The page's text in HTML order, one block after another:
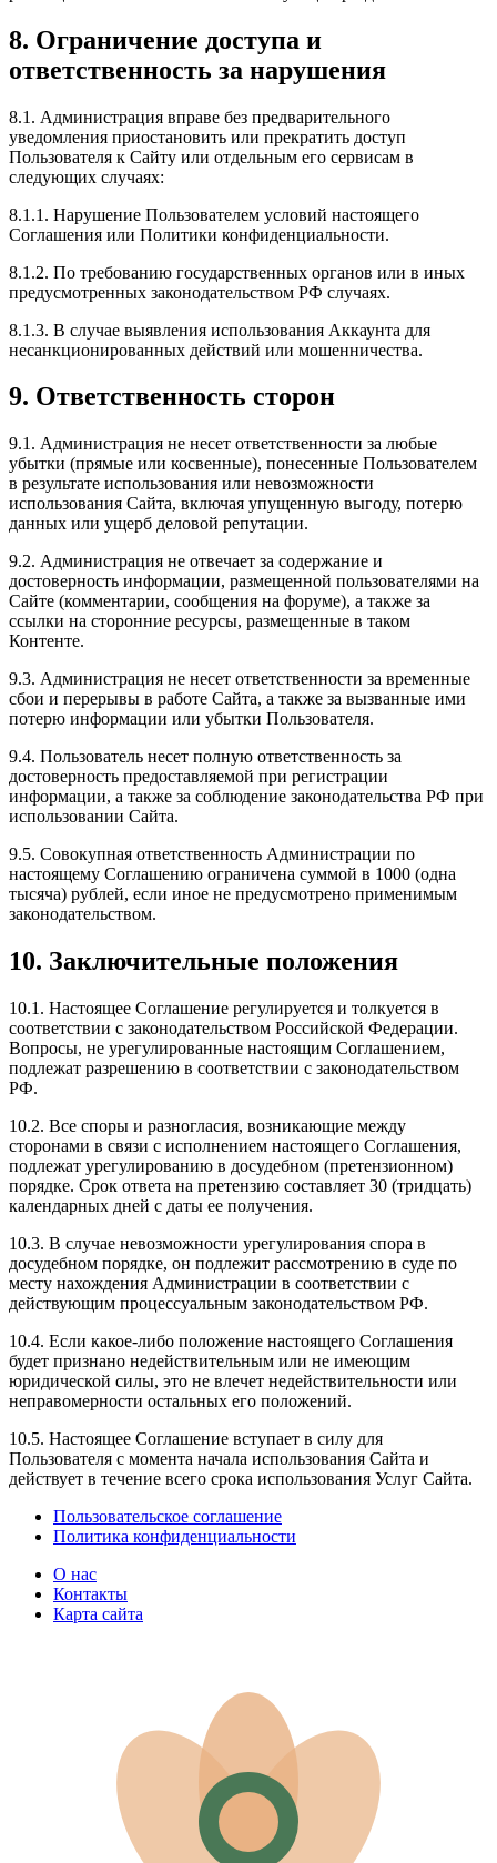
8. Ограничение доступа и
ответственность за нарушения
8.1. Администрация вправе без предварительного
уведомления приостановить или прекратить доступ
Пользователя к Сайту или отдельным его сервисам в
следующих случаях:
8.1.1. Нарушение Пользователем условий настоящего
Соглашения или Политики конфиденциальности.
8.1.2. По требованию государственных органов или в иных
предусмотренных законодательством РФ случаях.
8.1.3. В случае выявления использования Аккаунта для
несанкционированных действий или мошенничества.
9. Ответственность сторон
9.1. Администрация не несет ответственности за любые
убытки (прямые или косвенные), понесенные Пользователем
в результате использования или невозможности
использования Сайта, включая упущенную выгоду, потерю
данных или ущерб деловой репутации.
9.2. Администрация не отвечает за содержание и
достоверность информации, размещенной пользователями на
Сайте (комментарии, сообщения на форуме), а также за
ссылки на сторонние ресурсы, размещенные в таком
Контенте.
9.3. Администрация не несет ответственности за временные
сбои и перерывы в работе Сайта, а также за вызванные ими
потерю информации или убытки Пользователя.
9.4. Пользователь несет полную ответственность за
достоверность предоставляемой при регистрации
информации, а также за соблюдение законодательства РФ при
использовании Сайта.
9.5. Совокупная ответственность Администрации по
настоящему Соглашению ограничена суммой в 1000 (одна
тысяча) рублей, если иное не предусмотрено применимым
законодательством.
10. Заключительные положения
10.1. Настоящее Соглашение регулируется и толкуется в
соответствии с законодательством Российской Федерации.
Вопросы, не урегулированные настоящим Соглашением,
подлежат разрешению в соответствии с законодательством
РФ.
10.2. Все споры и разногласия, возникающие между
сторонами в связи с исполнением настоящего Соглашения,
подлежат урегулированию в досудебном (претензионном)
порядке. Срок ответа на претензию составляет 30 (тридцать)
календарных дней с даты ее получения.
10.3. В случае невозможности урегулирования спора в
досудебном порядке, он подлежит рассмотрению в суде по
месту нахождения Администрации в соответствии с
действующим процессуальным законодательством РФ.
10.4. Если какое-либо положение настоящего Соглашения
будет признано недействительным или не имеющим
юридической силы, это не влечет недействительности или
неправомерности остальных его положений.
10.5. Настоящее Соглашение вступает в силу для
Пользователя с момента начала использования Сайта и
действует в течение всего срока использования Услуг Сайта.
Пользовательское соглашение
Политика конфиденциальности
О нас
Контакты
Карта сайта